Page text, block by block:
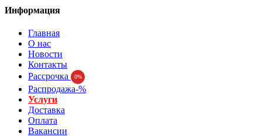
Информация
Главная
О нас
Новости
Контакты
Рассрочка
0%
Распродажа-%
Услуги
Доставка
Оплата
Вакансии